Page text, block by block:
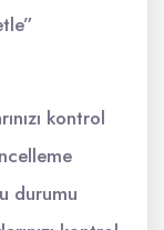
kontrol
durumu